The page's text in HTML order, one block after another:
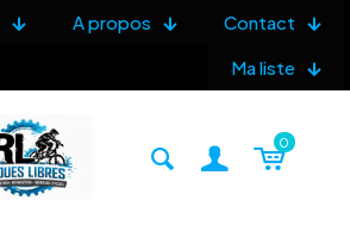
A propos
Contact
Ma liste
0